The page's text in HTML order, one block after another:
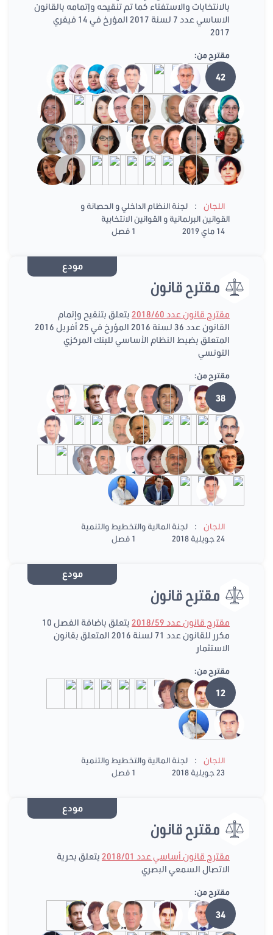
بالانتخابات والاستفتاء كما تم تنقيحه وإتمامه بالقانون
الاساسي عدد 7 لسنة 2017 المؤرخ في 14 فيفري
2017
مقترح من:
42
اللجان :
لجنة النظام الداخلي و الحصانة و
القوانين البرلمانية و القوانين الانتخابية
14 ماي 2019
1 فصل
مودع
مقترح قانون
مقترح قانون عدد 2018/60
يتعلق بتنقيح وإتمام
القانون عدد 36 لسنة 2016 المؤرخ في 25 أفريل 2016
المتعلق بضبط النظام الأساسي للبنك المركزي
التونسي
مقترح من:
38
اللجان :
لجنة المالية والتخطيط والتنمية
24 جويلية 2018
1 فصل
مودع
مقترح قانون
مقترح قانون عدد 2018/59
يتعلق باضافة الفصل 10
مكرر للقانون عدد 71 لسنة 2016 المتعلق بقانون
الاستثمار
مقترح من:
12
اللجان :
لجنة المالية والتخطيط والتنمية
23 جويلية 2018
1 فصل
مودع
مقترح قانون
مقترح قانون أساسي عدد 2018/01
يتعلق بحرية
الاتصال السمعي البصري
مقترح من:
34